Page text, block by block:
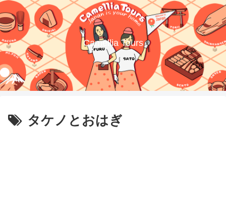
Camellia Tours
タケノとおはぎ